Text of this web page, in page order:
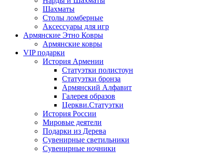
Шахматы
Столы ломберные
Аксессуары для игр
Армянские Этно Ковры
Армянские ковры
VIP подарки
История Армении
Статуэтки полистоун
Статуэтки бронза
Армянский Алфавит
Галерея образов
Церкви.Статуэтки
История России
Мировые деятели
Подарки из Дерева
Сувенирные светильники
Сувенирные ночники